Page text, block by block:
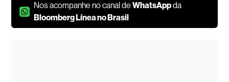
Nos acompanhe no canal deWhatsAppda
Bloomberg Línea no Brasil